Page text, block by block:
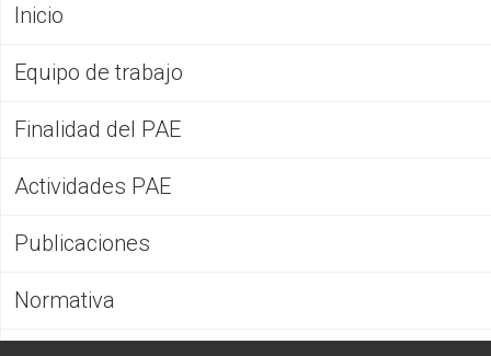
Inicio
Equipo de trabajo
Finalidad del PAE
Actividades PAE
Publicaciones
Normativa